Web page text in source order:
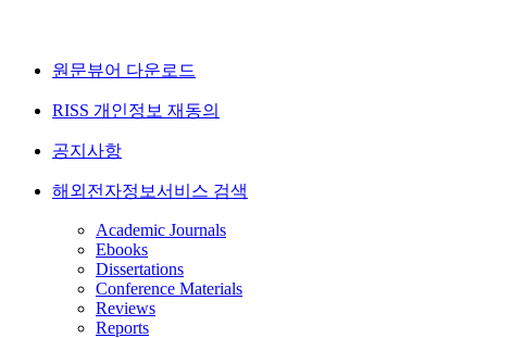
원문뷰어 다운로드
RISS 개인정보 재동의
공지사항
해외전자정보서비스 검색
Academic Journals
Ebooks
Dissertations
Conference Materials
Reviews
Reports